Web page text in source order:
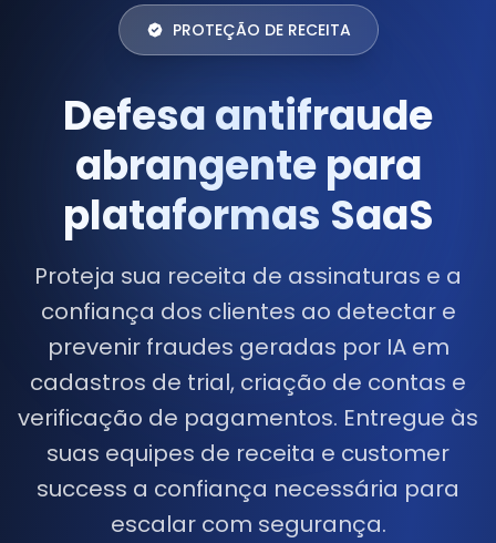
PROTEÇÃO DE RECEITA
Defesa antifraude
abrangente para
plataformas SaaS
Proteja sua receita de assinaturas e a
confiança dos clientes ao detectar e
prevenir fraudes geradas por IA em
cadastros de trial, criação de contas e
verificação de pagamentos. Entregue às
suas equipes de receita e customer
success a confiança necessária para
escalar com segurança.